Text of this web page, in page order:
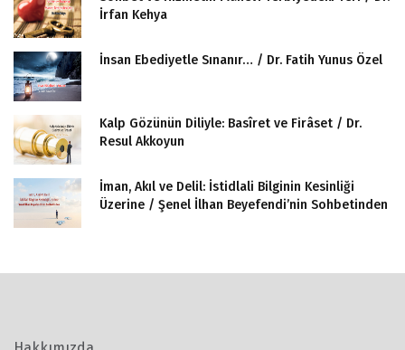
İrfan Kehya
İnsan Ebediyetle Sınanır… / Dr. Fatih Yunus Özel
Kalp Gözünün Diliyle: Basîret ve Firâset / Dr.
Resul Akkoyun
İman, Akıl ve Delil: İstidlali Bilginin Kesinliği
Üzerine / Şenel İlhan Beyefendi’nin Sohbetinden